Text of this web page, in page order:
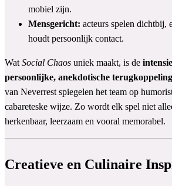
mobiel zijn.
Mensgericht: acteurs spelen dichtbij,
houdt persoonlijk contact.
Wat Social Chaos uniek maakt, is de
persoonlijke, anekdotische terugkoppeling
van Neverrest spiegelen het team op
cabareteske wijze. Zo wordt elk spel niet
herkenbaar, leerzaam en vooral memorabel.
Creatieve en Culinaire